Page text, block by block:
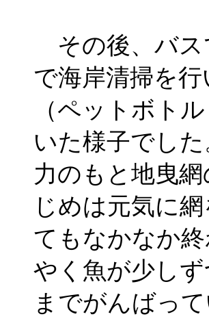
その後、バス
で海岸清掃を
（ペットボト
いた様子でし
力のもと地曳
じめは元気に
てもなかなか
やく魚が少し
までがんばっ